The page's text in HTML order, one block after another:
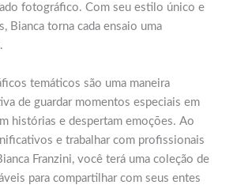
fotográfico. Com seu estilo único e
Bianca torna cada ensaio uma
temáticos são uma maneira
de guardar momentos especiais em
histórias e despertam emoções. Ao
e trabalhar com profissionais
Franzini, você terá uma coleção de
para compartilhar com seus entes